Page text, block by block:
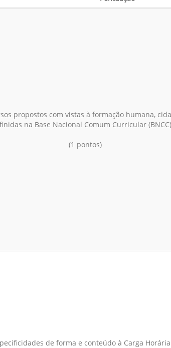
propostos com vistas à formação humana,
na Base Nacional Comum Curricular
(1 pontos)
de forma e conteúdo à Carga